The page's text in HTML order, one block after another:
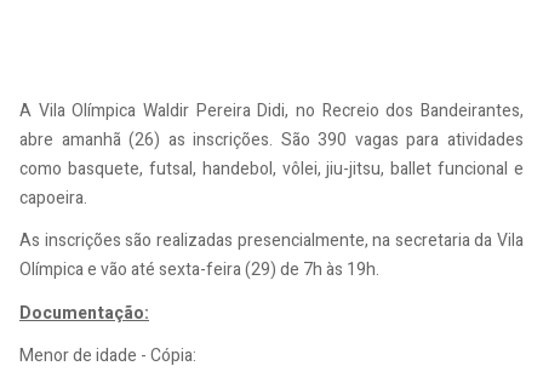
A Vila Olímpica Waldir Pereira Didi, no Recreio dos Bandeirantes,
abre amanhã (26) as inscrições. São 390 vagas para atividades
como basquete, futsal, handebol, vôlei, jiu-jitsu, ballet funcional e
capoeira.
As inscrições são realizadas presencialmente, na secretaria da Vila
Olímpica e vão até sexta-feira (29) de 7h às 19h.
Documentação:
Menor de idade - Cópia: